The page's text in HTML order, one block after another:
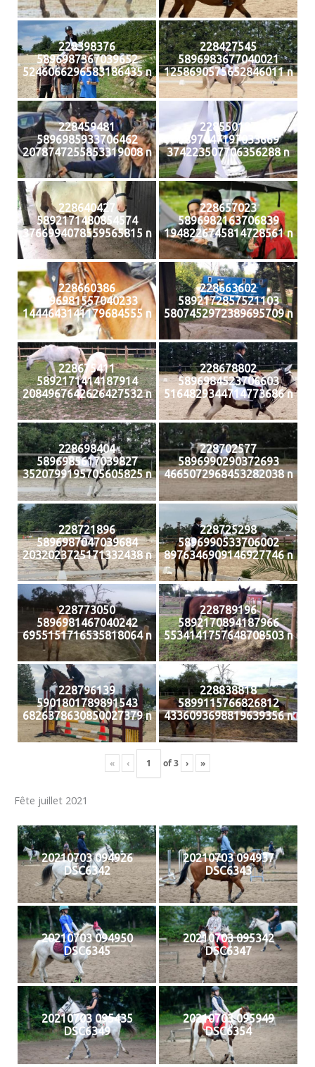
228398376
5896987367039652
5246066296583186435 n
228427545
5896983677040021
1258690575652846011 n
228459481
5896985933706462
2078747255853319008 n
228550187
5897047197033669
374223507706356288 n
228640427
5892171480854574
3766994078559565815 n
228657023
5896982163706839
1948226745814728561 n
228660386
5896981557040233
1444643141179684555 n
228663602
5892172857521103
5807452972389695709 n
228675411
5892171414187914
2084967642626427532 n
228678802
5896984523706603
5164829344714773686 n
228698404
5896985617039827
3520799195705605825 n
228702577
5896990290372693
4665072968453282038 n
228721896
5896987047039684
2032023725171332438 n
228725298
5896990533706002
8976346909146927746 n
228773050
5896981467040242
6955151716535818064 n
228789196
5892170894187966
5534141757648708503 n
228796139
5901801789891543
6826378630850027379 n
228838818
5899115766826812
4336093698819639356 n
« ‹ of3 › »
Fête juillet 2021
20210703 094926
DSC6342
20210703 094937
DSC6343
20210703 094950
DSC6345
20210703 095342
DSC6347
20210703 095435
DSC6349
20210703 095949
DSC6354